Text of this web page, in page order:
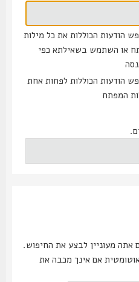
הכוללות את כל מילות
השתמש בשאילתא כפי
הכוללות לפחות אחת
מעוניין לבצע את החיפוש.
אם אינך מכבה את